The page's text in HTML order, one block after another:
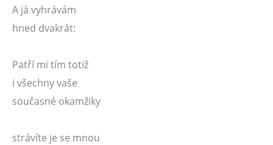
A já vyhrávám
hned dvakrát:
Patří mi tím totiž
i všechny vaše
současné okamžiky
strávíte je se mnou